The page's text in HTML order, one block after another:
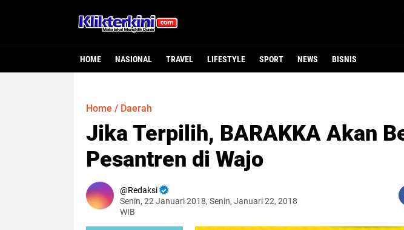
HOME NASIONAL TRAVEL LIFESTYLE SPORT NEWS BISNIS
Home / Daerah
Jika Terpilih, BARAKKA Akan
Pesantren di Wajo
Redaksi
Senin, 22 Januari 2018, Senin, Januari 22, 2018
WIB